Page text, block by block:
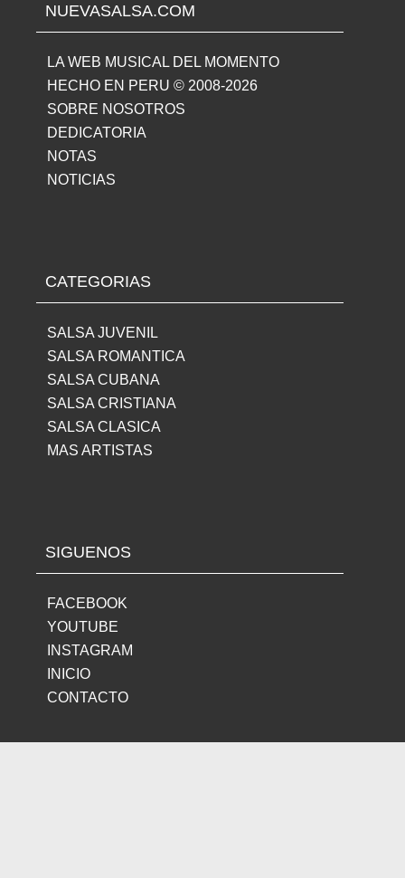
NUEVASALSA.COM
LA WEB MUSICAL DEL MOMENTO
HECHO EN PERU © 2008-2026
SOBRE NOSOTROS
DEDICATORIA
NOTAS
NOTICIAS
CATEGORIAS
SALSA JUVENIL
SALSA ROMANTICA
SALSA CUBANA
SALSA CRISTIANA
SALSA CLASICA
MAS ARTISTAS
SIGUENOS
FACEBOOK
YOUTUBE
INSTAGRAM
INICIO
CONTACTO